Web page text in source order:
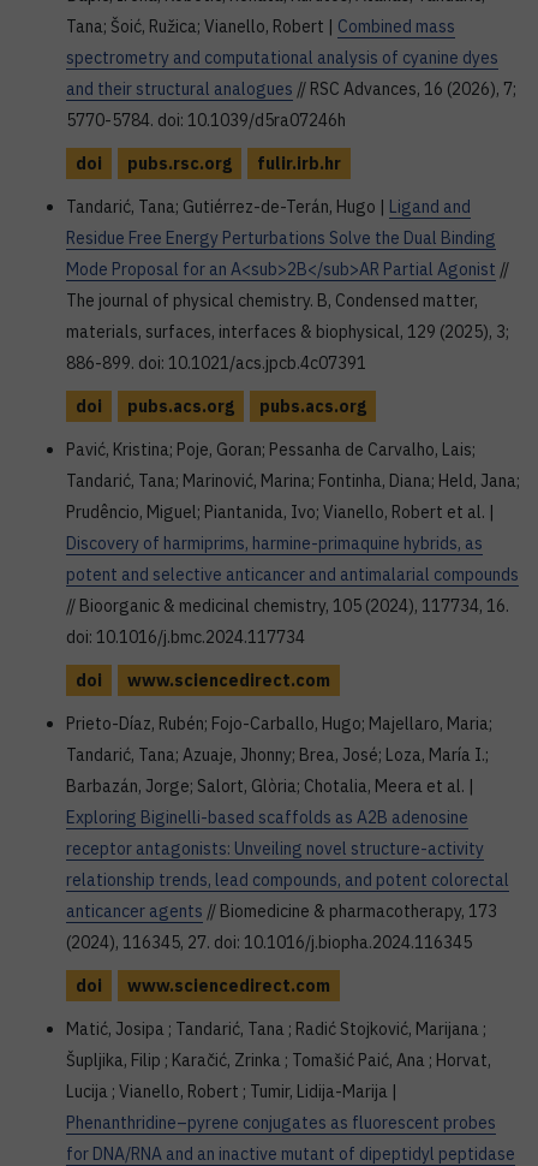
Tana; Šoić, Ružica; Vianello, Robert | Combined mass
spectrometry and computational analysis of cyanine dyes
and their structural analogues // RSC Advances, 16 (2026), 7;
5770-5784. doi: 10.1039/d5ra07246h
doi
pubs.rsc.org
fulir.irb.hr
Tandarić, Tana; Gutiérrez-de-Terán, Hugo | Ligand and
Residue Free Energy Perturbations Solve the Dual Binding
Mode Proposal for an A<sub>2B</sub>AR Partial Agonist //
The journal of physical chemistry. B, Condensed matter,
materials, surfaces, interfaces & biophysical, 129 (2025), 3;
886-899. doi: 10.1021/acs.jpcb.4c07391
doi
pubs.acs.org
pubs.acs.org
Pavić, Kristina; Poje, Goran; Pessanha de Carvalho, Lais;
Tandarić, Tana; Marinović, Marina; Fontinha, Diana; Held, Jana;
Prudêncio, Miguel; Piantanida, Ivo; Vianello, Robert et al. |
Discovery of harmiprims, harmine-primaquine hybrids, as
potent and selective anticancer and antimalarial compounds
// Bioorganic & medicinal chemistry, 105 (2024), 117734, 16.
doi: 10.1016/j.bmc.2024.117734
doi
www.sciencedirect.com
Prieto-Díaz, Rubén; Fojo-Carballo, Hugo; Majellaro, Maria;
Tandarić, Tana; Azuaje, Jhonny; Brea, José; Loza, María I.;
Barbazán, Jorge; Salort, Glòria; Chotalia, Meera et al. |
Exploring Biginelli-based scaffolds as A2B adenosine
receptor antagonists: Unveiling novel structure-activity
relationship trends, lead compounds, and potent colorectal
anticancer agents // Biomedicine & pharmacotherapy, 173
(2024), 116345, 27. doi: 10.1016/j.biopha.2024.116345
doi
www.sciencedirect.com
Matić, Josipa ; Tandarić, Tana ; Radić Stojković, Marijana ;
Šupljika, Filip ; Karačić, Zrinka ; Tomašić Paić, Ana ; Horvat,
Lucija ; Vianello, Robert ; Tumir, Lidija-Marija |
Phenanthridine–pyrene conjugates as fluorescent probes
for DNA/RNA and an inactive mutant of dipeptidyl peptidase